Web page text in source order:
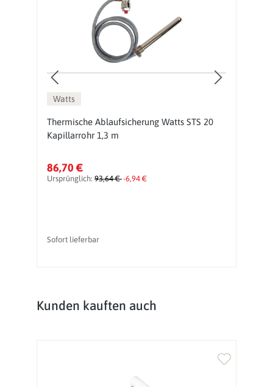
Watts
Thermische Ablaufsicherung Watts STS 20
Kapillarrohr 1,3 m
86,70 €
Ursprünglich: 93,64 €-6,94 €
Sofort lieferbar
Produktgalerie überspringen
Kunden kauften auch